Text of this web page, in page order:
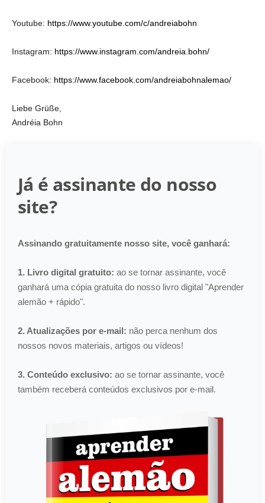
Youtube: https://www.youtube.com/c/andreiabohn
Instagram: https://www.instagram.com/andreia.bohn/
Facebook: https://www.facebook.com/andreiabohnalemao/
Liebe Grüße,
Andréia Bohn
Já é assinante do nosso
site?
Assinando gratuitamente nosso site, você ganhará:
1. Livro digital gratuito: ao se tornar assinante, você
ganhará uma cópia gratuita do nosso livro digital "Aprender
alemão + rápido".
2. Atualizações por e-mail: não perca nenhum dos
nossos novos materiais, artigos ou vídeos!
3. Conteúdo exclusivo: ao se tornar assinante, você
também receberá conteúdos exclusivos por e-mail.